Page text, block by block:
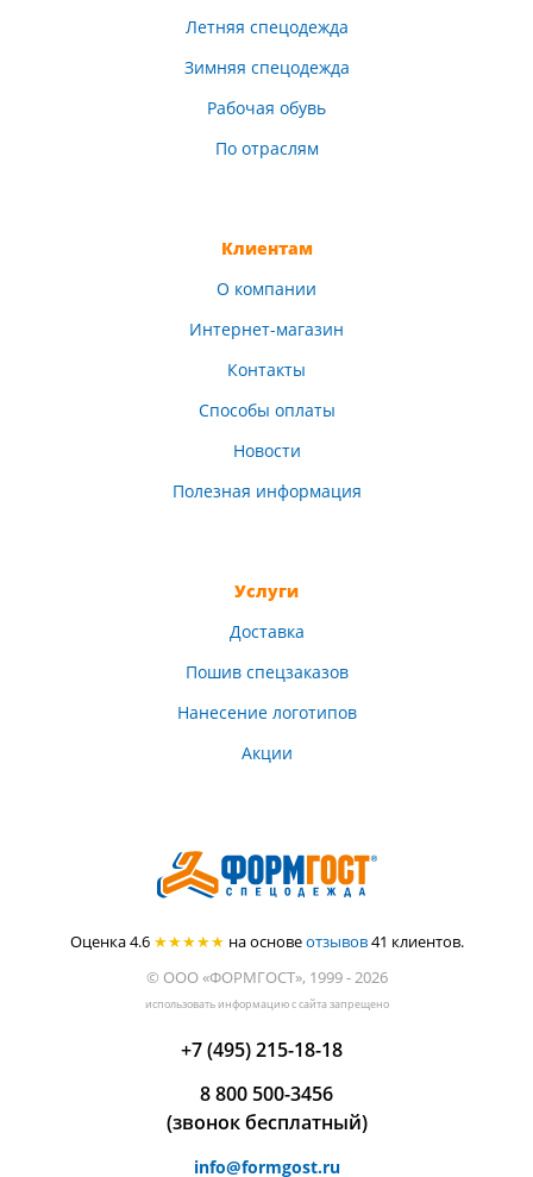
Оценка 4.6 ★★★★★ на основеотзывов41 клиентов.
© ООО «ФОРМГОСТ», 1999 - 2026
использовать информацию с сайта запрещено
Летняя спецодежда
Зимняя спецодежда
Рабочая обувь
По отраслям
Клиентам
О компании
Интернет-магазин
Контакты
Способы оплаты
Новости
Полезная информация
Услуги
Доставка
Пошив спецзаказов
Нанесение логотипов
Акции
+7 (495) 215-18-18
8 800 500-3456
(звонок бесплатный)
info@formgost.ru